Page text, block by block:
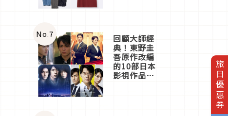
旅日優惠券
No.7 回顧大師經
典！東野圭
吾原作改編
的10部日本
影視作品推